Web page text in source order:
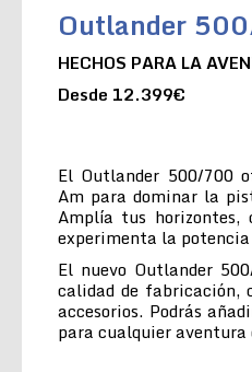
Outlander
HECHOS PARA LA
Desde 12.399€
El Outlander 500/700
Am para dominar la
Amplía tus
experimenta la
El nuevo Outlander
calidad de fabricación,
accesorios. Podrás
para cualquier aventura